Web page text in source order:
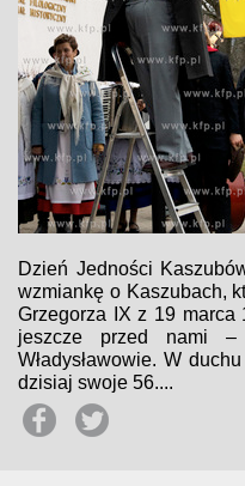
Dzień Jedności
wzmiankę o Kaszubach,
Grzegorza IX z 19 marca
jeszcze przed nami
Władysławowie. W
dzisiaj swoje 56....